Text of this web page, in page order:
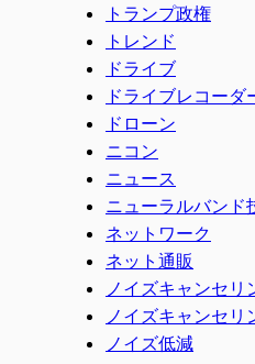
トランプ政権
トレンド
ドライブ
ドライブレコーダ
ドローン
ニコン
ニュース
ニューラルバンド
ネットワーク
ネット通販
ノイズキャンセリ
ノイズキャンセリ
ノイズ低減